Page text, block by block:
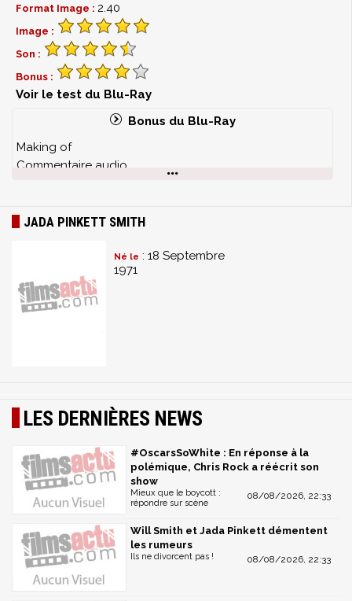
Format Image : 2.40
Image :
Son :
Bonus :
Voir le test du Blu-Ray
Bonus du Blu-Ray
Making of
Commentaire audio
JADA PINKETT SMITH
Né le : 18 Septembre
1971
LES DERNIÈRES NEWS
#OscarsSoWhite : En réponse à la
polémique, Chris Rock a réécrit son
show
08/08/2026, 22:33
Mieux que le boycott :
répondre sur scène
Will Smith et Jada Pinkett démentent
les rumeurs
08/08/2026, 22:33
Ils ne divorcent pas !